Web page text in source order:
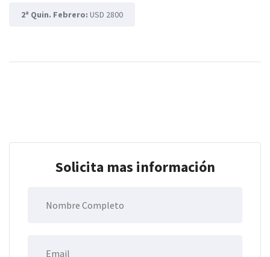
2ª Quin. Febrero: USD 2800
Solicita mas información